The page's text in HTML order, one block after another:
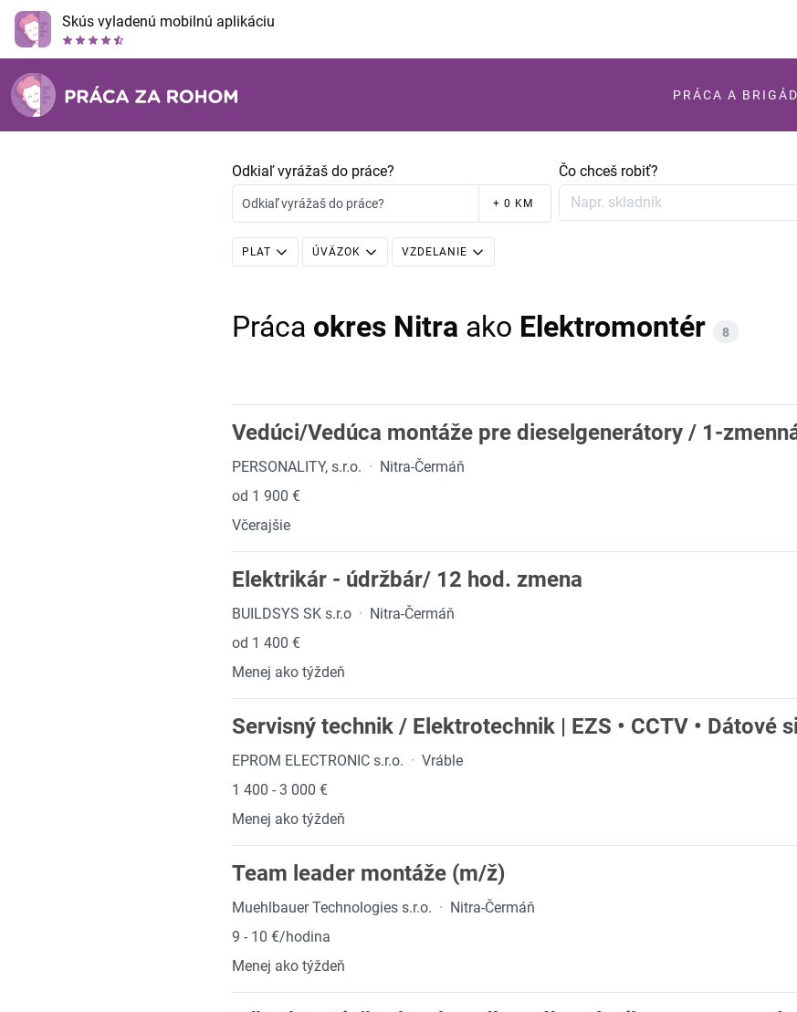
Skús vyladenú mobilnú aplikáciu
PRÁCA A
Odkiaľ vyrážaš do práce?
Odkiaľ vyrážaš do práce? + 0 KM
Čo chceš robiť?
PLAT ÚVÄZOK VZDELANIE
Práca okres Nitra ako Elektromontér 8
Vedúci/Vedúca montáže pre dieselgenerátory / 1-
PERSONALITY, s.r.o. · Nitra-Čermáň
od 1 900 €
Včerajšie
Elektrikár - údržbár/ 12 hod. zmena
BUILDSYS SK s.r.o · Nitra-Čermáň
od 1 400 €
Menej ako týždeň
Servisný technik / Elektrotechnik | EZS • CCTV • Dátové
EPROM ELECTRONIC s.r.o. · Vráble
1 400 - 3 000 €
Menej ako týždeň
Team leader montáže (m/ž)
Muehlbauer Technologies s.r.o. · Nitra-Čermáň
9 - 10 €/hodina
Menej ako týždeň